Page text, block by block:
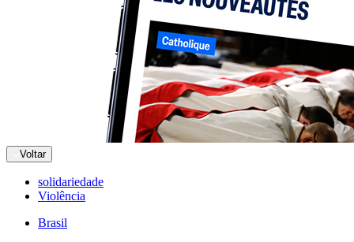
Voltar
solidariedade
Violência
Brasil